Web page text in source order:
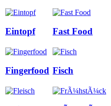
Eintopf Fast Food
Fingerfood Fisch